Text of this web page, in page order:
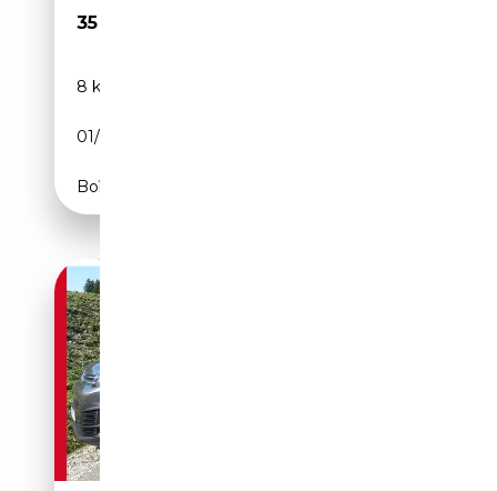
35 970€
8 km
01/2026
Boîte automatique